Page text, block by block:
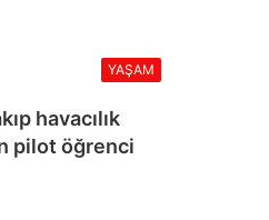
YAŞAM
havacılık
pilot öğrenci